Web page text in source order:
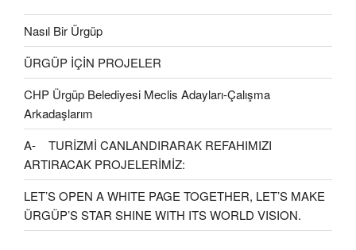
Nasıl Bir Ürgüp
ÜRGÜP İÇİN PROJELER
CHP Ürgüp Belediyesi Meclis Adayları-Çalışma
Arkadaşlarım
A- TURİZMİ CANLANDIRARAK REFAHIMIZI
ARTIRACAK PROJELERİMİZ:
LET’S OPEN A WHITE PAGE TOGETHER, LET’S MAKE
ÜRGÜP’S STAR SHINE WITH ITS WORLD VISION.